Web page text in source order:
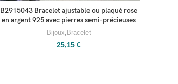
B2915043 Bracelet ajustable ou plaqué rose
en argent 925 avec pierres semi-précieuses
Bijoux Bracelet
25,15 €